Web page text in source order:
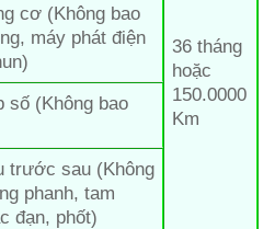
36 tháng
hoặc
150.0000
Km
cơ (Không bao
máy phát điện
số (Không bao
trước sau (Không
phanh, tam
đạn, phốt)